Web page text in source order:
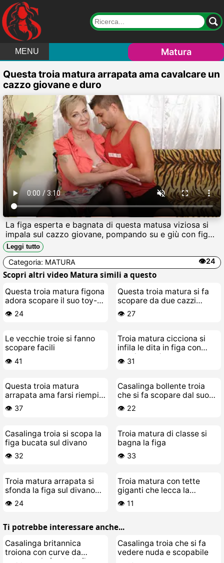
MENU Matura
Questa troia matura arrapata ama cavalcare un
cazzo giovane e duro
La figa esperta e bagnata di questa matusa viziosa si
impala sul cazzo giovane, pompando su e giù con figa
che schizza succhi, urlando mentre si fa sfondare le
palle fino a sborrarle in gola.
Leggi tutto
Categoria: MATURA 👁️24
Scopri altri video Matura simili a questo
Questa troia matura figona
adora scopare il suo toy-
boy cazzaro
👁️ 24
Questa troia matura si fa
scopare da due cazzi
grossi in figa e culo
👁️ 27
Le vecchie troie si fanno
scopare facili
👁️ 41
Troia matura cicciona si
infila le dita in figa con
parolacce da puttana
👁️ 31
Questa troia matura
arrapata ama farsi riempire
la figa di sborra
👁️ 37
Casalinga bollente troia
che si fa scopare dal suo
stallone giovane
👁️ 22
Casalinga troia si scopa la
figa bucata sul divano
👁️ 32
Troia matura di classe si
bagna la figa
👁️ 33
Troia matura arrapata si
sfonda la figa sul divano
col Hitachi
👁️ 24
Troia matura con tette
giganti che lecca la
fighetta giovane di una
babbina
👁️ 11
Ti potrebbe interessare anche...
Casalinga britannica
troiona con curve da
Casalinga troia che si fa
vedere nuda e scopabile